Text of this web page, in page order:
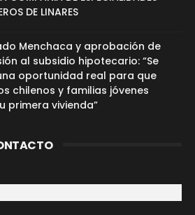
DE LINARES
Menchaca y aprobación de
al subsidio hipotecario: “Se
oportunidad real para que
chilenos y familias jóvenes
primera vivienda”